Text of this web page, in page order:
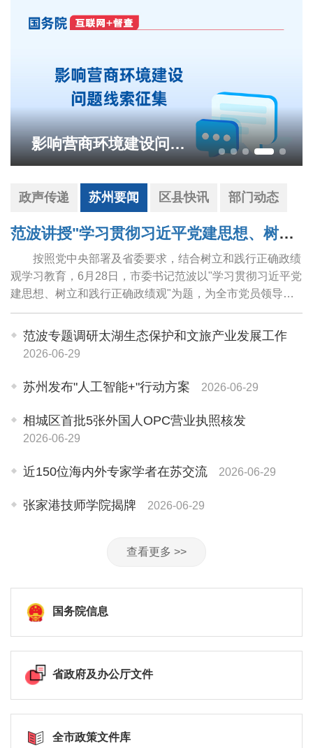
镜湖生态公园内市民沿着明月栈道悠然散步
政声传递 苏州要闻 区县快讯 部门动态
范波讲授"学习贯彻习近平党建思想、树立和践行正确政绩观"专题党课
按照党中央部署及省委要求，结合树立和践行正确政绩
观学习教育，6月28日，市委书记范波以"学习贯彻习近平党
建思想、树立和践行正确政绩观"为题，为全市党员领导干
部讲授专题党课。他强调，要坚持用习近平党建思想武装头
脑、指导实践、推动工作，牢固树立和践...
范波专题调研太湖生态保护和文旅产业发展工作
2026-06-29
苏州发布"人工智能+"行动方案 2026-06-29
相城区首批5张外国人OPC营业执照核发
2026-06-29
近150位海内外专家学者在苏交流 2026-06-29
张家港技师学院揭牌 2026-06-29
查看更多 >>
国务院信息
省政府及办公厅文件
全市政策文件库